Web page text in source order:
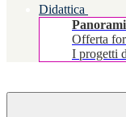
Didattica
Offerta
I progetti